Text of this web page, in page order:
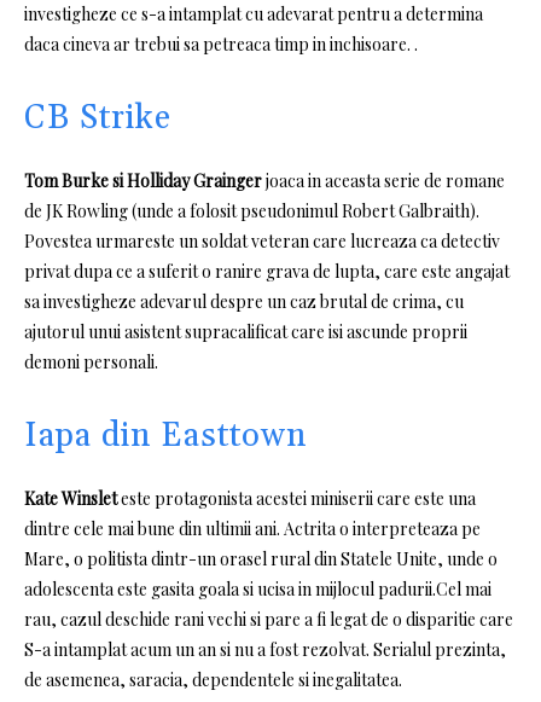
investigheze ce s-a intamplat cu adevarat pentru a determina
daca cineva ar trebui sa petreaca timp in inchisoare. .
CB Strike
Tom Burke si Holliday Graingerjoacain aceasta serie de romane
de JK Rowling (unde a folosit pseudonimul Robert Galbraith).
Povestea urmareste un soldat veteran care lucreaza ca detectiv
privat dupa ce a suferit o ranire grava de lupta, care este angajat
sa investigheze adevarul despre un caz brutal de crima, cu
ajutorul unui asistent supracalificat care isi ascunde proprii
demoni personali.
Iapa din Easttown
Kate Winsleteste protagonista acestei miniserii care este una
dintre cele mai bune din ultimii ani. Actrita o interpreteaza pe
Mare, o politista dintr-un orasel rural din Statele Unite, unde o
adolescenta este gasita goala si ucisa in mijlocul padurii.Cel mai
rau, cazul deschide rani vechi si pare a fi legat de o disparitie care
S-a intamplat acum un an si nu a fost rezolvat. Serialul prezinta,
de asemenea, saracia, dependentele si inegalitatea.